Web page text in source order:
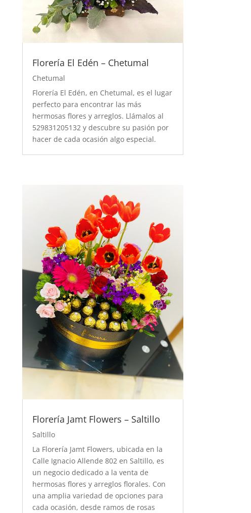
Florería El Edén – Chetumal
Chetumal
Florería El Edén, en Chetumal, es el lugar
perfecto para encontrar las más
hermosas flores y arreglos. Llámalos al
529831205132 y descubre su pasión por
hacer de cada ocasión algo especial.
Florería Jamt Flowers – Saltillo
Saltillo
La Florería Jamt Flowers, ubicada en la
Calle Ignacio Allende 802 en Saltillo, es
un negocio dedicado a la venta de
hermosas flores y arreglos florales. Con
una amplia variedad de opciones para
cada ocasión, desde ramos de rosas